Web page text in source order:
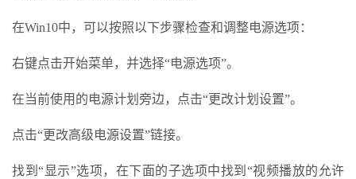
在Win10中，可以按照以下步骤检查和调整电源选项：
右键点击开始菜单，并选择“电源选项”。
在当前使用的电源计划旁边，点击“更改计划设置”。
点击“更改高级电源设置”链接。
找到“显示”选项，在下面的子选项中找到“视频播放的允许